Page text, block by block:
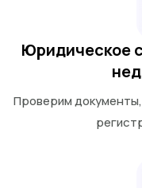
Юридическое
Проверим